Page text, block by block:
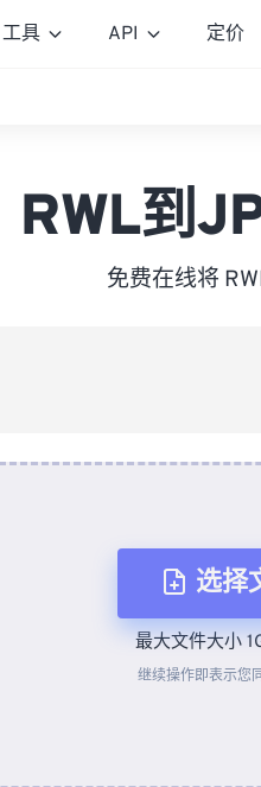
工具 API 定价
RWL到
免费在线将
选择
从设备
最大文件大小
继续操作即表示您